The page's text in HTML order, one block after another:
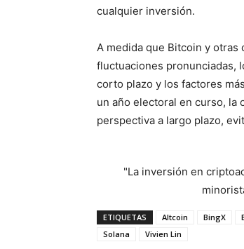
cualquier inversión.
A medida que Bitcoin y
fluctuaciones pronunciadas,
corto plazo y los factores
un año electoral en curso, la
perspectiva a largo plazo,
"La inversión en
ETIQUETAS Altcoin BingX
Solana
Vivien Lin